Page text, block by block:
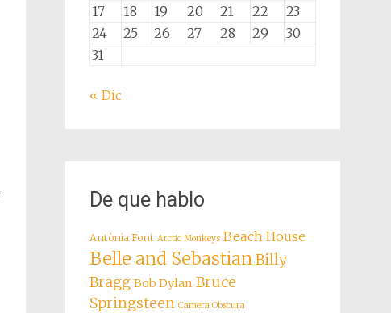
17
18 19 20 21 22
23
24
25 26 27 28 29
30
31
« Dic
De que hablo
Antònia Font Arctic Monkeys Beach House
Belle and SebastianBilly
Bragg Bob Dylan Bruce
Springsteen Camera Obscura